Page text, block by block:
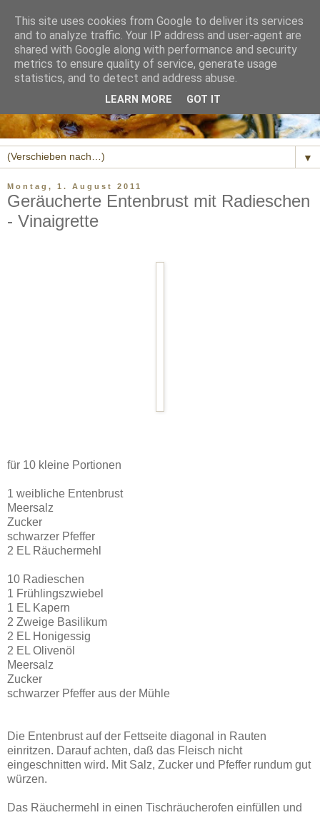
▼
Montag, 1. August 2011
Geräucherte Entenbrust mit Radieschen
- Vinaigrette
für 10 kleine Portionen
1 weibliche Entenbrust
Meersalz
Zucker
schwarzer Pfeffer
2 EL Räuchermehl
10 Radieschen
1 Frühlingszwiebel
1 EL Kapern
2 Zweige Basilikum
2 EL Honigessig
2 EL Olivenöl
Meersalz
Zucker
schwarzer Pfeffer aus der Mühle
Die Entenbrust auf der Fettseite diagonal in Rauten
einritzen. Darauf achten, daß das Fleisch nicht
eingeschnitten wird. Mit Salz, Zucker und Pfeffer rundum gut
würzen.
Das Räuchermehl in einen Tischräucherofen einfüllen und
This site uses cookies from Google to deliver its services
and to analyze traffic. Your IP address and user-agent are
shared with Google along with performance and security
metrics to ensure quality of service, generate usage
statistics, and to detect and address abuse.
LEARN MORE GOT IT